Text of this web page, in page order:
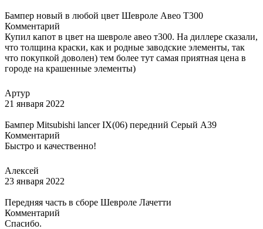
Бампер новый в любой цвет Шевроле Авео Т300
Комментарий
Купил капот в цвет на шевроле авео т300. На диллере сказали,
что толщина краски, как и родные заводские элементы, так
что покупкой доволен) тем более тут самая приятная цена в
городе на крашенные элементы)
Артур
21 января 2022
Бампер Mitsubishi lancer IX(06) передний Серый A39
Комментарий
Быстро и качественно!
Алексей
23 января 2022
Передняя часть в сборе Шевроле Лачетти
Комментарий
Спасибо.